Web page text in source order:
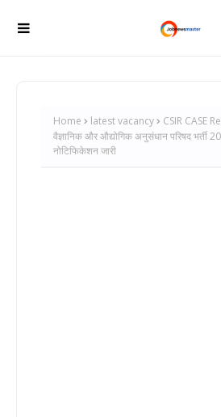
Home latest vacancy
CSIR CASE
वैज्ञानिक और औद्योगिक अनुसंधान परिषद भर्ती
नोटिफिकेशन जारी